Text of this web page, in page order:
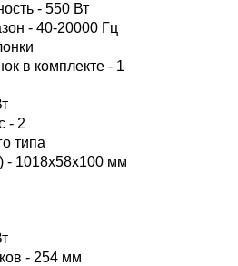
- 550 Вт
- 40-20000 Гц
в комплекте - 1
- 2
типа
1018x58x100 мм
- 254 мм